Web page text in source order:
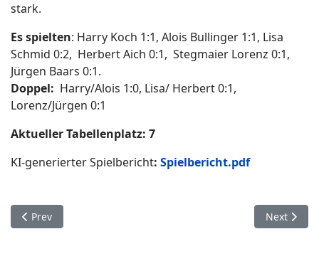
stark.
Es spielten: Harry Koch 1:1, Alois Bullinger 1:1, Lisa
Schmid 0:2, Herbert Aich 0:1, Stegmaier Lorenz 0:1,
Jürgen Baars 0:1.
Doppel: Harry/Alois 1:0, Lisa/ Herbert 0:1,
Lorenz/Jürgen 0:1
Aktueller Tabellenplatz: 7
KI-generierter Spielbericht: Spielbericht.pdf
Previous article: TT-Punktspiel 30.11.2024 Leinzell 3 -
Prev Next
Next